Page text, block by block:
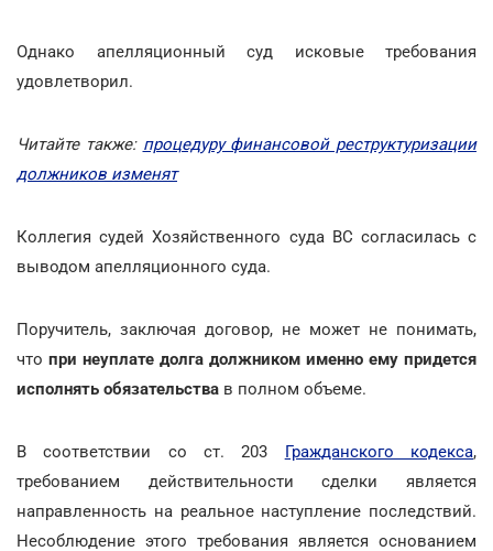
Однако апелляционный суд исковые требования
удовлетворил.
Читайте также: процедуру финансовой реструктуризации
должников изменят
Коллегия судей Хозяйственного суда ВС согласилась с
выводом апелляционного суда.
Поручитель, заключая договор, не может не понимать,
что при неуплате долга должником именно ему придется
исполнять обязательства в полном объеме.
В соответствии со ст. 203 Гражданского кодекса,
требованием действительности сделки является
направленность на реальное наступление последствий.
Несоблюдение этого требования является основанием